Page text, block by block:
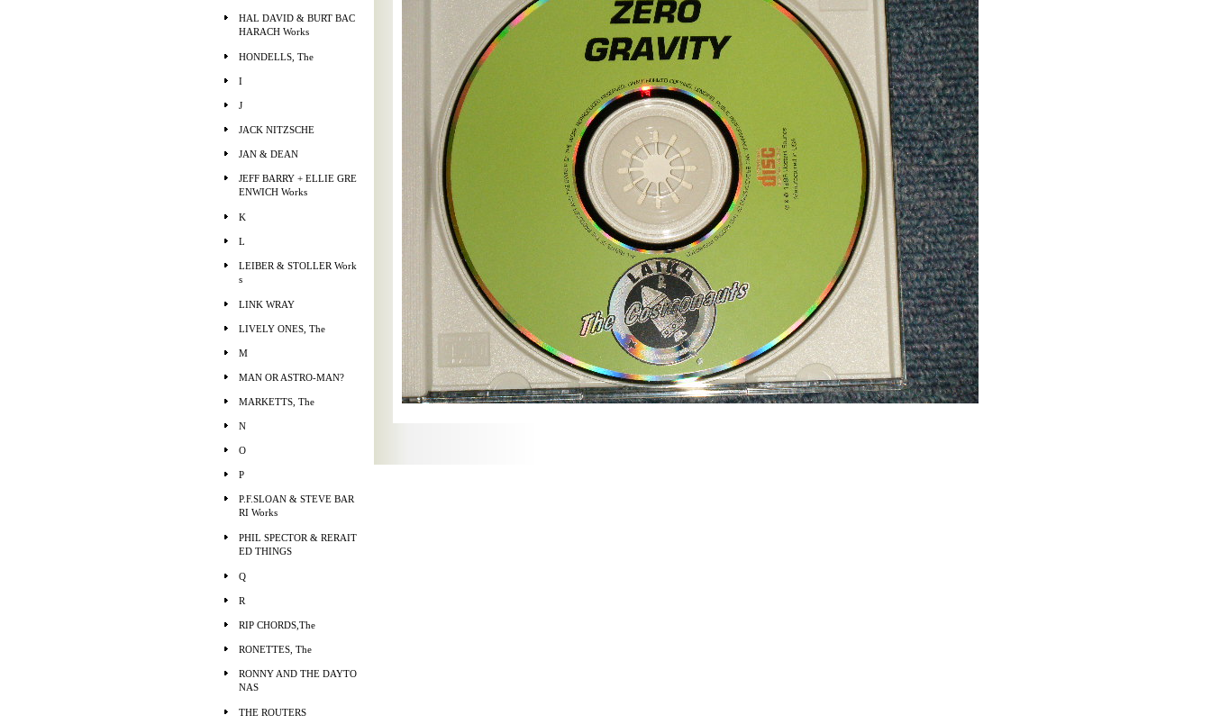
HAL DAVID & BURT BAC
HARACH Works
HONDELLS, The
I
J
JACK NITZSCHE
JAN & DEAN
JEFF BARRY + ELLIE GRE
ENWICH Works
K
L
LEIBER & STOLLER Work
s
LINK WRAY
LIVELY ONES, The
M
MAN OR ASTRO-MAN?
MARKETTS, The
N
O
P
P.F.SLOAN & STEVE BAR
RI Works
PHIL SPECTOR & RERAIT
ED THINGS
Q
R
RIP CHORDS,The
RONETTES, The
RONNY AND THE DAYTO
NAS
THE ROUTERS